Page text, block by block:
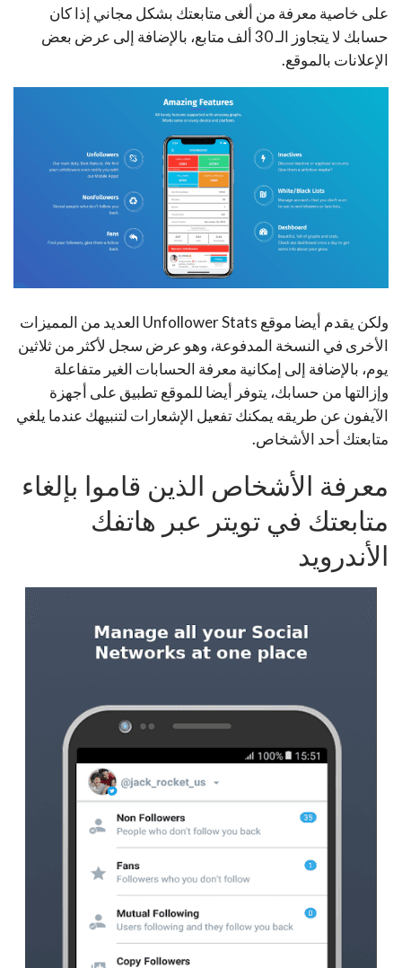
على خاصية معرفة من ألغى متابعتك بشكل مجاني إذا كان
حسابك لا يتجاوز الـ 30 ألف متابع، بالإضافة إلى عرض بعض
الإعلانات بالموقع.
ولكن يقدم أيضا موقع Unfollower Stats العديد من المميزات
الأخرى في النسخة المدفوعة، وهو عرض سجل لأكثر من ثلاثين
يوم، بالإضافة إلى إمكانية معرفة الحسابات الغير متفاعلة
وإزالتها من حسابك، يتوفر أيضا للموقع تطبيق على أجهزة
الآيفون عن طريقه يمكنك تفعيل الإشعارات لتنبيهك عندما يلغي
متابعتك أحد الأشخاص.
معرفة الأشخاص الذين قاموا بإلغاء
متابعتك في تويتر عبر هاتفك
الأندرويد